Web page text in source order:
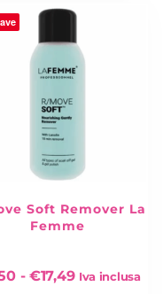
Soft Remover La
Femme
- €17,49 Iva inclusa